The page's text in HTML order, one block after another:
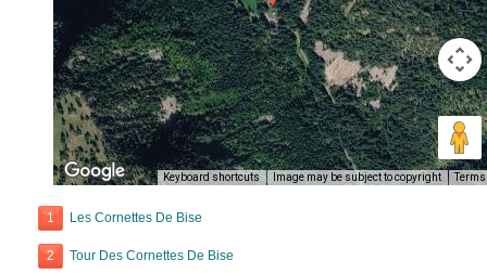
Keyboard shortcuts Image may be subject to copyright Terms
1 Les Cornettes De Bise
2 Tour Des Cornettes De Bise